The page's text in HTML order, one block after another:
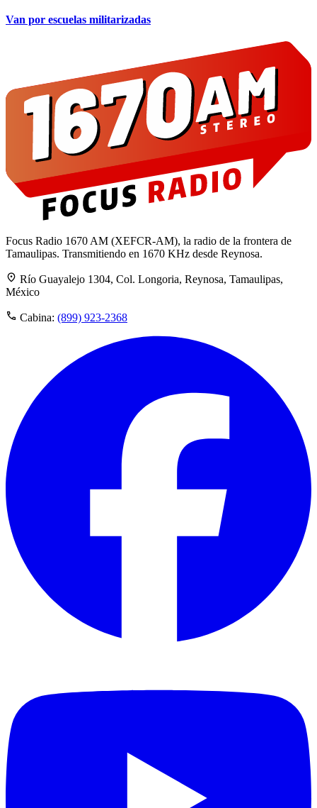
Van por escuelas militarizadas
Focus Radio 1670 AM (XEFCR-AM), la radio de la frontera de
Tamaulipas. Transmitiendo en 1670 KHz desde Reynosa.
Río Guayalejo 1304, Col. Longoria, Reynosa, Tamaulipas,
México
Cabina: (899) 923-2368